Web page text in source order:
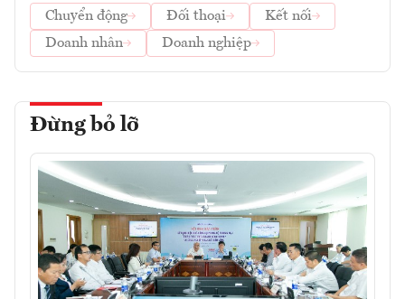
Chuyển động
Đối thoại
Kết nối
Doanh nhân
Doanh nghiệp
Đừng bỏ lỡ